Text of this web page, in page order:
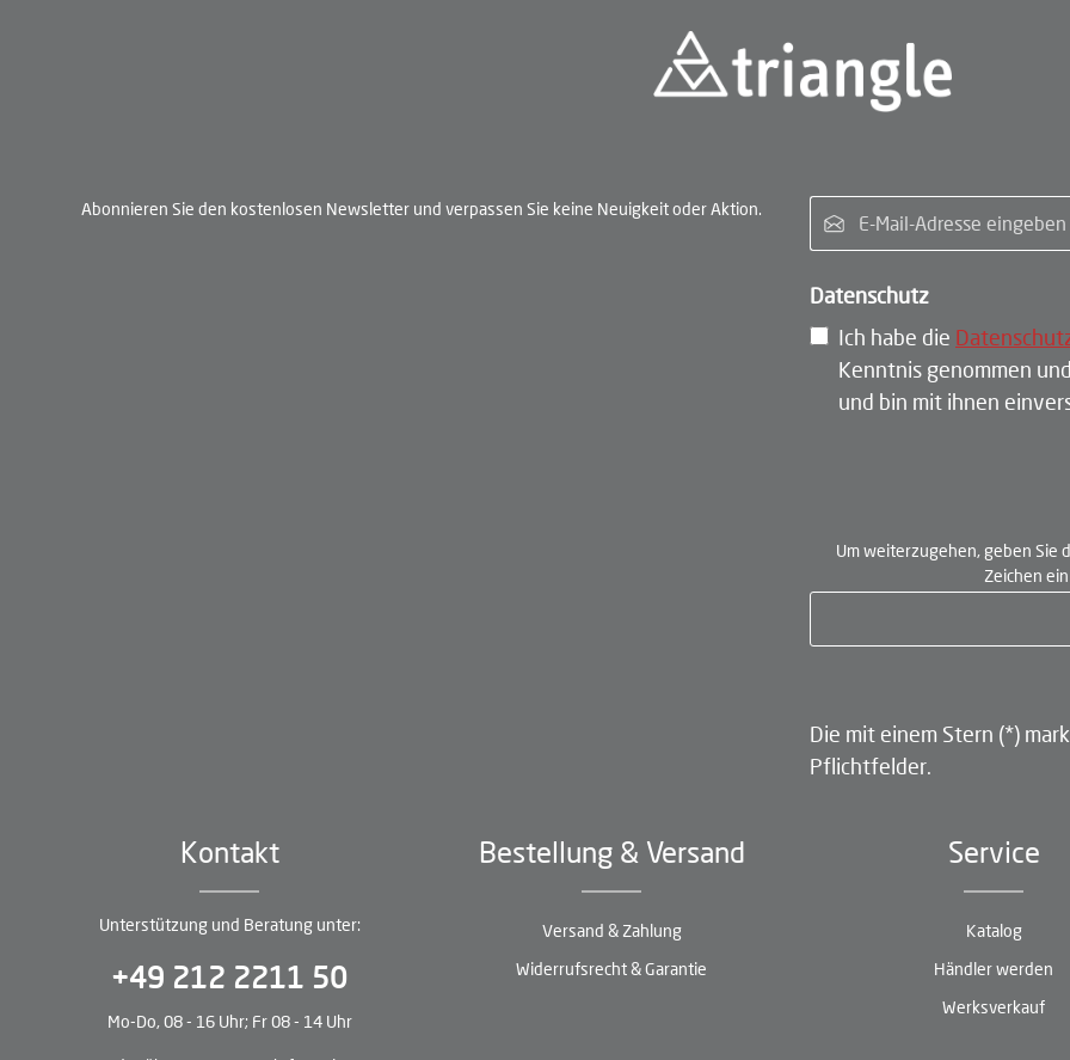
Abonnieren Sie den kostenlosen Newsletter und verpassen Sie keine Neuigkeit oder Aktion.
Datenschutz
Ich habe die
Kenntnis genommen
und bin mit ihnen
Um weiterzugehen, geben Sie
Zeichen ein
Die mit einem Stern (*)
Pflichtfelder.
Kontakt
Unterstützung und Beratung unter:
+49 212 2211 50
Mo-Do, 08 - 16 Uhr; Fr 08 - 14 Uhr
Bestellung & Versand
Versand & Zahlung
Widerrufsrecht & Garantie
Service
Katalog
Händler werden
Werksverkauf